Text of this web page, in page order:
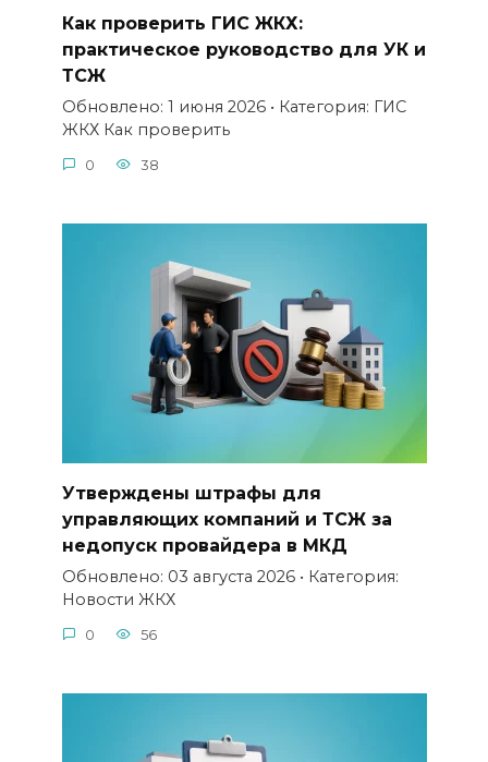
Как проверить ГИС ЖКХ:
практическое руководство для УК и
ТСЖ
Обновлено: 1 июня 2026 • Категория: ГИС
ЖКХ Как проверить
0 38
Утверждены штрафы для
управляющих компаний и ТСЖ за
недопуск провайдера в МКД
Обновлено: 03 августа 2026 • Категория:
Новости ЖКХ
0 56